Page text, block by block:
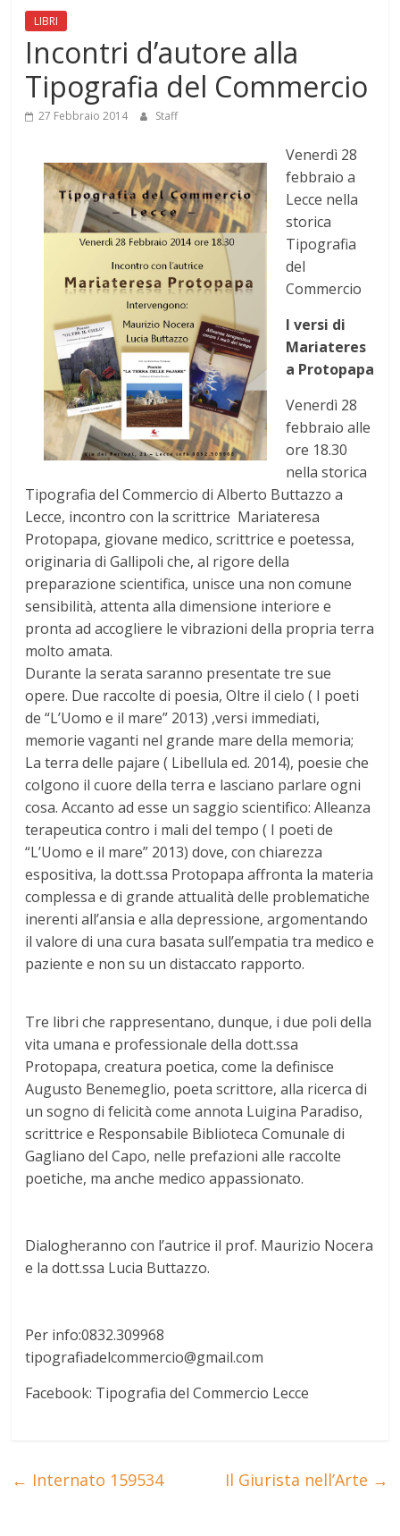
Mensile
arte,
cultura,
turismo
LIBRI
Incontri d’autore alla
Tipografia del Commercio
27 Febbraio 2014 Staff
Venerdì 28
febbraio a
Lecce nella
storica
Tipografia
del
Commercio
I versi di
Mariateres
a Protopapa
Venerdì 28
febbraio alle
ore 18.30
nella storica
Tipografia del Commercio di Alberto Buttazzo a
Lecce, incontro con la scrittrice Mariateresa
Protopapa, giovane medico, scrittrice e poetessa,
originaria di Gallipoli che, al rigore della
preparazione scientifica, unisce una non comune
sensibilità, attenta alla dimensione interiore e
pronta ad accogliere le vibrazioni della propria terra
molto amata.
Durante la serata saranno presentate tre sue
opere. Due raccolte di poesia, Oltre il cielo ( I poeti
de “L’Uomo e il mare” 2013) ,versi immediati,
memorie vaganti nel grande mare della memoria;
La terra delle pajare ( Libellula ed. 2014), poesie che
colgono il cuore della terra e lasciano parlare ogni
cosa. Accanto ad esse un saggio scientifico: Alleanza
terapeutica contro i mali del tempo ( I poeti de
“L’Uomo e il mare” 2013) dove, con chiarezza
espositiva, la dott.ssa Protopapa affronta la materia
complessa e di grande attualità delle problematiche
inerenti all’ansia e alla depressione, argomentando
il valore di una cura basata sull’empatia tra medico e
paziente e non su un distaccato rapporto.
Tre libri che rappresentano, dunque, i due poli della
vita umana e professionale della dott.ssa
Protopapa, creatura poetica, come la definisce
Augusto Benemeglio, poeta scrittore, alla ricerca di
un sogno di felicità come annota Luigina Paradiso,
scrittrice e Responsabile Biblioteca Comunale di
Gagliano del Capo, nelle prefazioni alle raccolte
poetiche, ma anche medico appassionato.
Dialogheranno con l’autrice il prof. Maurizio Nocera
e la dott.ssa Lucia Buttazzo.
Per info:0832.309968
tipografiadelcommercio@gmail.com
Facebook: Tipografia del Commercio Lecce
← Internato 159534 Il Giurista nell’Arte →